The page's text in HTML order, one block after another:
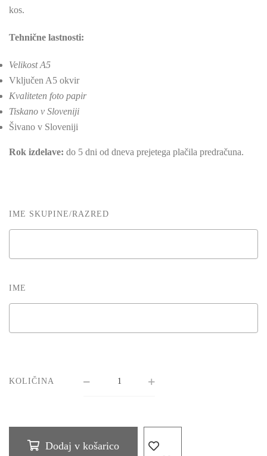
kos.
Tehnične lastnosti:
Velikost A5
Vključen A5 okvir
Kvaliteten foto papir
Tiskano v Sloveniji
Šivano v Sloveniji
Rok izdelave: do 5 dni od dneva prejetega plačila predračuna.
IME SKUPINE/RAZRED
IME
KOLIČINA
Dodaj v košarico